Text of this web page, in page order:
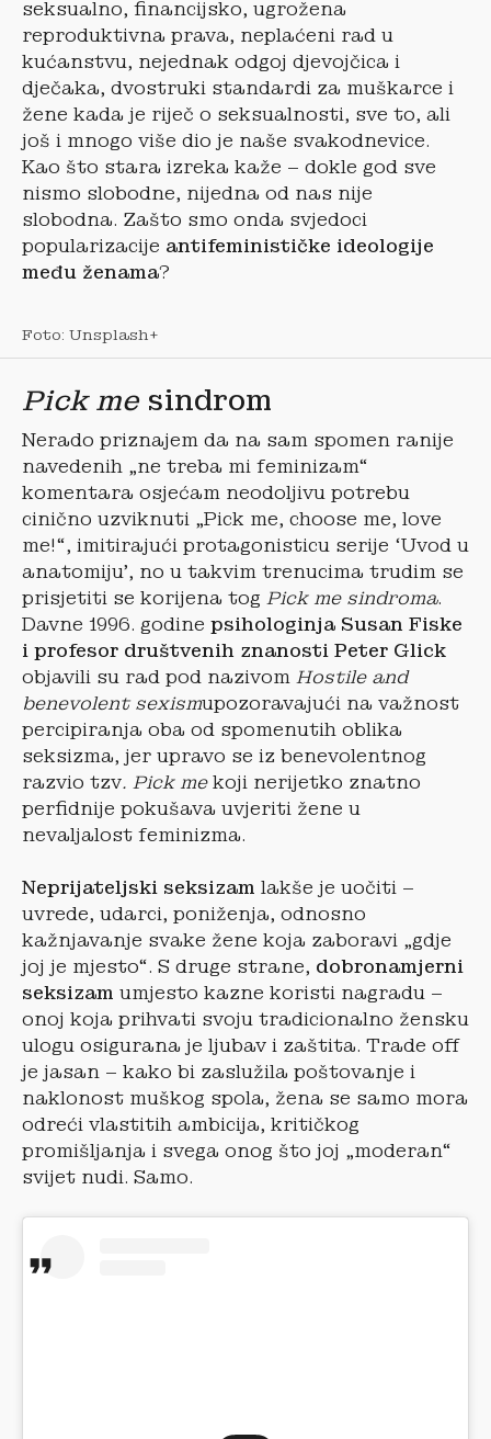
seksualno, financijsko, ugrožena
reproduktivna prava, neplaćeni rad u
kućanstvu, nejednak odgoj djevojčica i
dječaka, dvostruki standardi za muškarce i
žene kada je riječ o seksualnosti, sve to, ali
još i mnogo više dio je naše svakodnevice.
Kao što stara izreka kaže – dokle god sve
nismo slobodne, nijedna od nas nije
slobodna. Zašto smo onda svjedoci
popularizacije antifeminističke ideologije
među ženama?
Foto: Unsplash+
Pick mesindrom
Nerado priznajem da na sam spomen ranije
navedenih „ne treba mi feminizam“
komentara osjećam neodoljivu potrebu
cinično uzviknuti „Pick me, choose me, love
me!“, imitirajući protagonisticu serije ‘Uvod u
anatomiju’, no u takvim trenucima trudim se
prisjetiti se korijena tog Pick me sindroma.
Davne 1996. godine psihologinja Susan Fiske
i profesor društvenih znanosti Peter Glick
objavili su rad pod nazivom Hostile and
benevolent sexismupozoravajući na važnost
percipiranja oba od spomenutih oblika
seksizma, jer upravo se iz benevolentnog
razvio tzv. Pick mekoji nerijetko znatno
perfidnije pokušava uvjeriti žene u
nevaljalost feminizma.
Neprijateljski seksizam lakše je uočiti –
uvrede, udarci, poniženja, odnosno
kažnjavanje svake žene koja zaboravi „gdje
joj je mjesto“. S druge strane, dobronamjerni
seksizam umjesto kazne koristi nagradu –
onoj koja prihvati svoju tradicionalno žensku
ulogu osigurana je ljubav i zaštita. Trade off
je jasan – kako bi zaslužila poštovanje i
naklonost muškog spola, žena se samo mora
odreći vlastitih ambicija, kritičkog
promišljanja i svega onog što joj „moderan“
svijet nudi. Samo.